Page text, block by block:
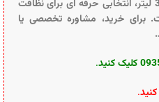
این بخارشوی صنعتی با ظرفیت 350 لیتر، انتخابی حرفه‌ ای برای نظافت
برای خرید، مشاوره تخصصی یا
.
.